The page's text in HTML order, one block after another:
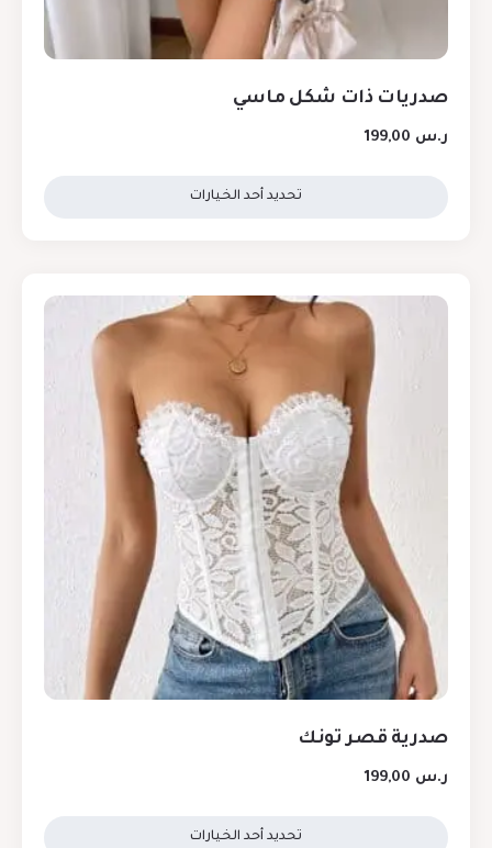
صدريات ذات شكل ماسي
ر.س
تحديد أحد الخيارات
صدرية قصر تونك
ر.س
تحديد أحد الخيارات